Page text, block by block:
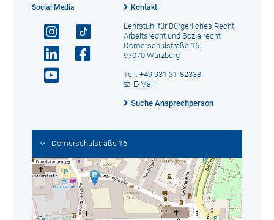
Social Media Kontakt
Lehrstuhl für Bürgerliches Recht,
Arbeitsrecht und Sozialrecht
Domerschulstraße 16
97070 Würzburg
Tel.: +49 931 31-82338
E-Mail
Suche Ansprechperson
Domerschulstraße 16